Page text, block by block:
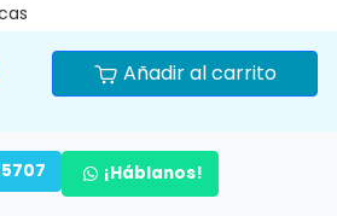
ultraligera
Añadir al carrito
¡Háblanos!